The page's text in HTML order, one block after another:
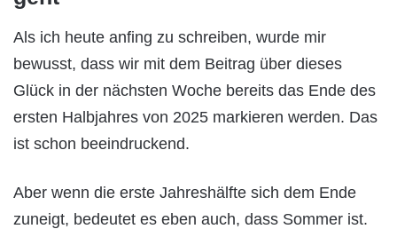
Als ich heute anfing zu schreiben, wurde mir
bewusst, dass wir mit dem Beitrag über dieses
Glück in der nächsten Woche bereits das Ende des
ersten Halbjahres von 2025 markieren werden. Das
ist schon beeindruckend.
Aber wenn die erste Jahreshälfte sich dem Ende
zuneigt, bedeutet es eben auch, dass Sommer ist.